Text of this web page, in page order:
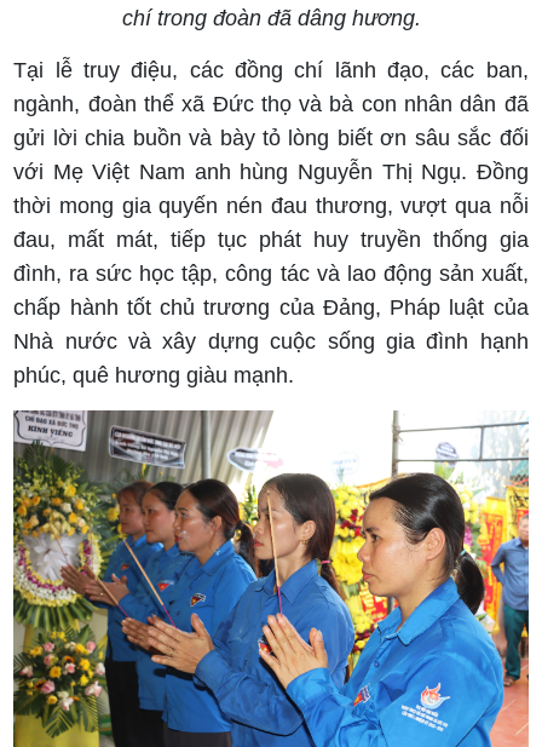
chí trong đoàn đã dâng hương.
Tại lễ truy điệu, các đồng chí lãnh đạo, các ban,
ngành, đoàn thể xã Đức thọ và bà con nhân dân đã
gửi lời chia buồn và bày tỏ lòng biết ơn sâu sắc đối
với Mẹ Việt Nam anh hùng Nguyễn Thị Ngụ. Đồng
thời mong gia quyến nén đau thương, vượt qua nỗi
đau, mất mát, tiếp tục phát huy truyền thống gia
đình, ra sức học tập, công tác và lao động sản xuất,
chấp hành tốt chủ trương của Đảng, Pháp luật của
Nhà nước và xây dựng cuộc sống gia đình hạnh
phúc, quê hương giàu mạnh.